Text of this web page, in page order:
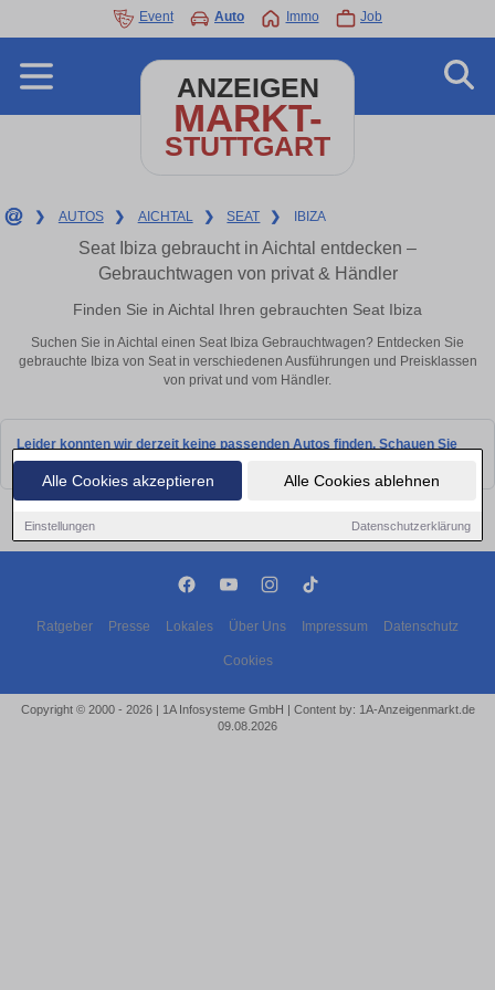
Alle Cookies akzeptieren Alle Cookies ablehnen
Einstellungen Datenschutzerklärung
Event Auto Immo Job
ANZEIGEN
MARKT-
STUTTGART
❯ AUTOS ❯ AICHTAL ❯ SEAT ❯ IBIZA
Seat Ibiza gebraucht in Aichtal entdecken –
Gebrauchtwagen von privat & Händler
Finden Sie in Aichtal Ihren gebrauchten Seat Ibiza
Suchen Sie in Aichtal einen Seat Ibiza Gebrauchtwagen? Entdecken Sie
gebrauchte Ibiza von Seat in verschiedenen Ausführungen und Preisklassen
von privat und vom Händler.
Leider konnten wir derzeit keine passenden Autos finden. Schauen Sie
bald wieder vorbei!
Ratgeber Presse Lokales Über Uns Impressum Datenschutz
Cookies
Copyright © 2000 - 2026 | 1A Infosysteme GmbH | Content by: 1A-Anzeigenmarkt.de
09.08.2026